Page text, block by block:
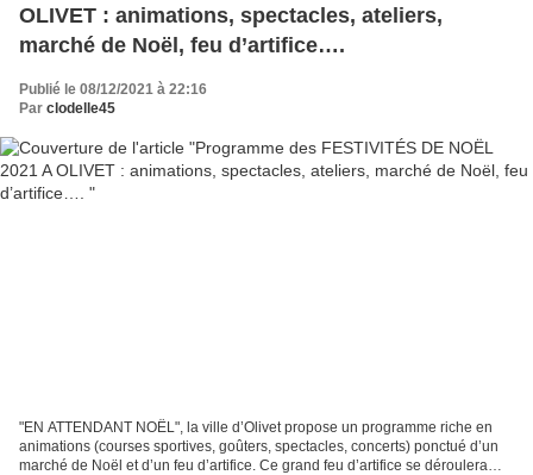
OLIVET : animations, spectacles, ateliers,
marché de Noël, feu d’artifice….
Publié le 08/12/2021 à 22:16
Par clodelle45
"EN ATTENDANT NOËL", la ville d’Olivet propose un programme riche en
animations (courses sportives, goûters, spectacles, concerts) ponctué d’un
marché de Noël et d’un feu d’artifice. Ce grand feu d’artifice se déroulera